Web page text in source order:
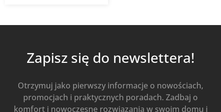
Zapisz się do newslettera!
Otrzymuj jako pierwszy informacje o nowościach,
promocjach i praktycznych poradach. Zadbaj o
komfort i nowoczesne rozwiązania w swoim domu i